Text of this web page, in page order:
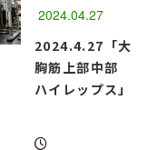
2024.04.27
2024.4.27「大
胸筋上部中部
ハイレップス」